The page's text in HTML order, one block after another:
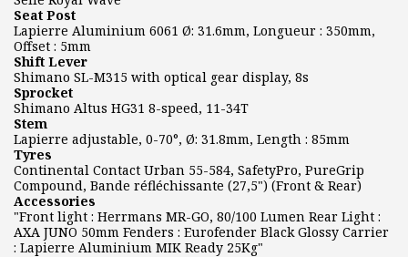
Seat Post
Lapierre Aluminium 6061 Ø: 31.6mm, Longueur : 350mm,
Offset : 5mm
Shift Lever
Shimano SL-M315 with optical gear display, 8s
Sprocket
Shimano Altus HG31 8-speed, 11-34T
Stem
Lapierre adjustable, 0-70°, Ø: 31.8mm, Length : 85mm
Tyres
Continental Contact Urban 55-584, SafetyPro, PureGrip
Compound, Bande réfléchissante (27,5") (Front & Rear)
Accessories
"Front light : Herrmans MR-GO, 80/100 Lumen Rear Light :
AXA JUNO 50mm Fenders : Eurofender Black Glossy Carrier
: Lapierre Aluminium MIK Ready 25Kg"